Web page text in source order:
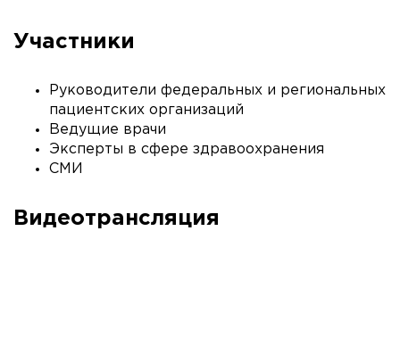
Участники
Руководители федеральных и региональных
пациентских организаций
Ведущие врачи
Эксперты в сфере здравоохранения
СМИ
Видеотрансляция